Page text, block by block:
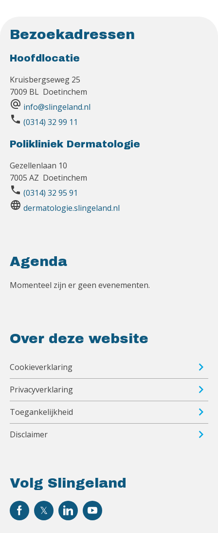
Bezoekadressen
Hoofdlocatie
Kruisbergseweg 25
7009 BL Doetinchem
alternate_email info@slingeland.nl
phone (0314) 32 99 11
Polikliniek Dermatologie
Gezellenlaan 10
7005 AZ Doetinchem
phone (0314) 32 95 91
language dermatologie.slingeland.nl
Volg Slingeland
Agenda
Momenteel zijn er geen evenementen.
Over deze website
Cookieverklaring
Privacyverklaring
Toegankelijkheid
Disclaimer